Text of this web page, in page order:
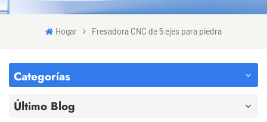
Hogar Fresadora CNC de 5 ejes para piedra
Categorías
Último Blog